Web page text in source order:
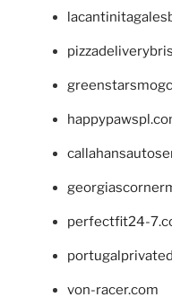
perfectfit24-
von-racer.com